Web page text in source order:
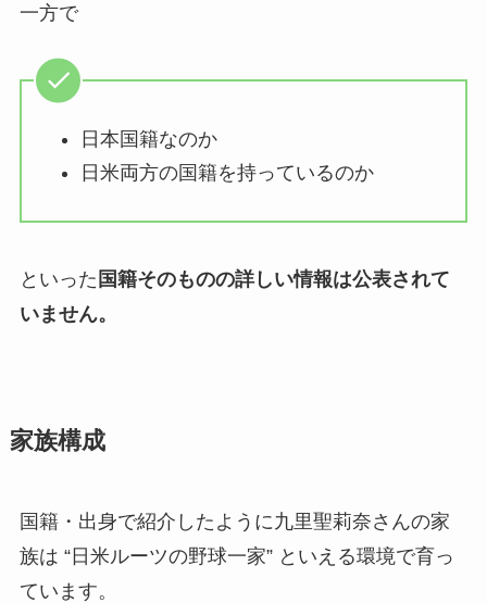
一方で
日本国籍なのか
日米両方の国籍を持っているのか
といった 国籍そのものの詳しい情報は公表されて
いません。
家族構成
国籍・出身で紹介したように九里聖莉奈さんの家
族は “日米ルーツの野球一家” といえる環境で育っ
ています。